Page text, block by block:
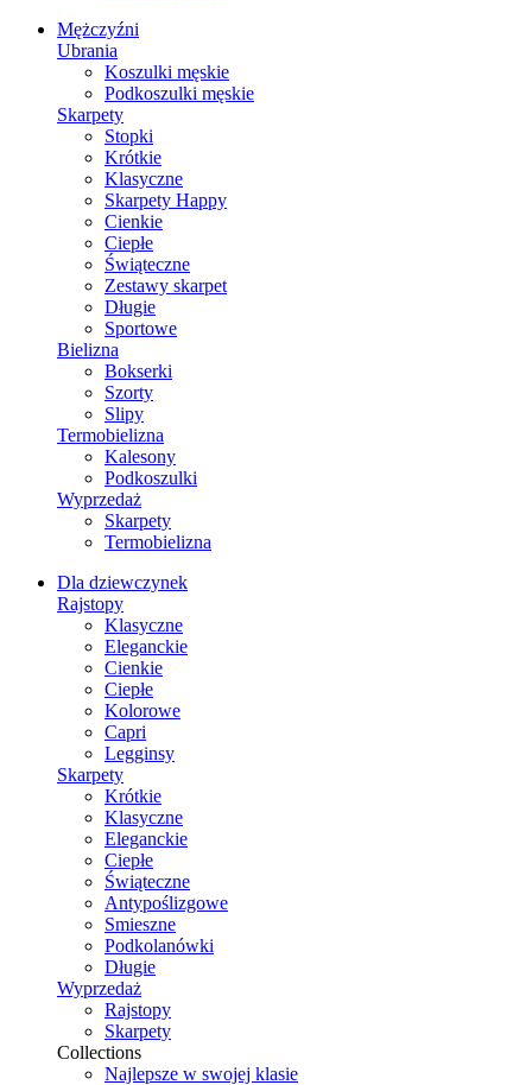
Mężczyźni
Ubrania
Koszulki męskie
Podkoszulki męskie
Skarpety
Stopki
Krótkie
Klasyczne
Skarpety Happy
Cienkie
Ciepłe
Świąteczne
Zestawy skarpet
Długie
Sportowe
Bielizna
Bokserki
Szorty
Slipy
Termobielizna
Kalesony
Podkoszulki
Wyprzedaż
Skarpety
Termobielizna
Dla dziewczynek
Rajstopy
Klasyczne
Eleganckie
Cienkie
Ciepłe
Kolorowe
Capri
Legginsy
Skarpety
Krótkie
Klasyczne
Eleganckie
Ciepłe
Świąteczne
Antypoślizgowe
Smieszne
Podkolanówki
Długie
Wyprzedaż
Rajstopy
Skarpety
Collections
Najlepsze w swojej klasie